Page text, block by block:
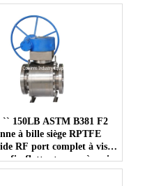
`` 150LB ASTM B381 F2
à bille siège RPTFE
RF port complet à vis
fin flottante roue à main